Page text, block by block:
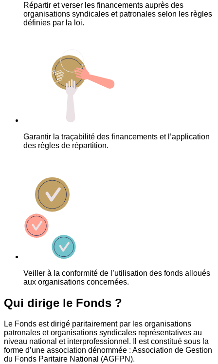
Répartir et verser les financements auprès des
organisations syndicales et patronales selon les règles
définies par la loi.
Garantir la traçabilité des financements et l’application
des règles de répartition.
Veiller à la conformité de l’utilisation des fonds alloués
aux organisations concernées.
Qui dirige le Fonds ?
Le Fonds est dirigé paritairement par les organisations
patronales et organisations syndicales représentatives au
niveau national et interprofessionnel. Il est constitué sous la
forme d’une association dénommée : Association de Gestion
du Fonds Paritaire National (AGFPN).